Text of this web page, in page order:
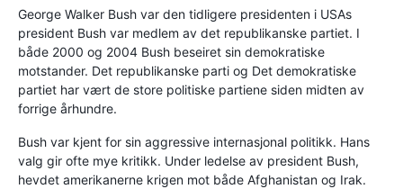
George Walker Bush var den tidligere presidenten i USAs
president Bush var medlem av det republikanske partiet. I
både 2000 og 2004 Bush beseiret sin demokratiske
motstander. Det republikanske parti og Det demokratiske
partiet har vært de store politiske partiene siden midten av
forrige århundre.
Bush var kjent for sin aggressive internasjonal politikk. Hans
valg gir ofte mye kritikk. Under ledelse av president Bush,
hevdet amerikanerne krigen mot både Afghanistan og Irak.